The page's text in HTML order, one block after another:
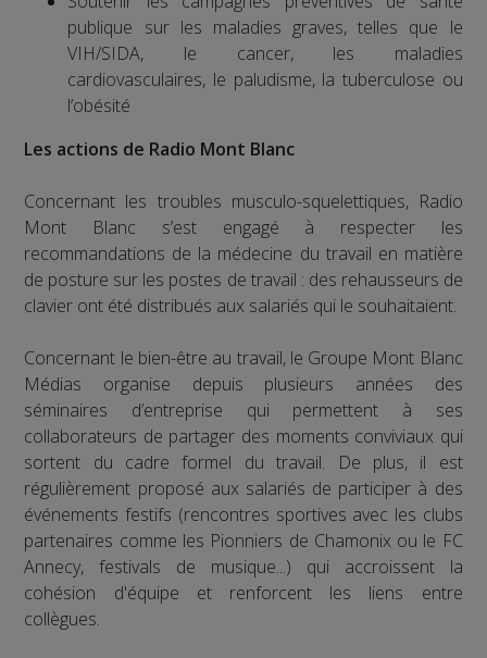
publique sur les maladies graves, telles que le
VIH/SIDA, le cancer, les maladies
cardiovasculaires, le paludisme, la tuberculose ou
l’obésité
Les actions de Radio Mont Blanc
Concernant les troubles musculo-squelettiques, Radio
Mont Blanc s’est engagé à respecter les
recommandations de la médecine du travail en matière
de posture sur les postes de travail : des rehausseurs de
clavier ont été distribués aux salariés qui le souhaitaient.
Concernant le bien-être au travail, le Groupe Mont Blanc
Médias organise depuis plusieurs années des
séminaires d’entreprise qui permettent à ses
collaborateurs de partager des moments conviviaux qui
sortent du cadre formel du travail. De plus, il est
régulièrement proposé aux salariés de participer à des
événements festifs (rencontres sportives avec les clubs
partenaires comme les Pionniers de Chamonix ou le FC
Annecy, festivals de musique...) qui accroissent la
cohésion d'équipe et renforcent les liens entre
collègues.